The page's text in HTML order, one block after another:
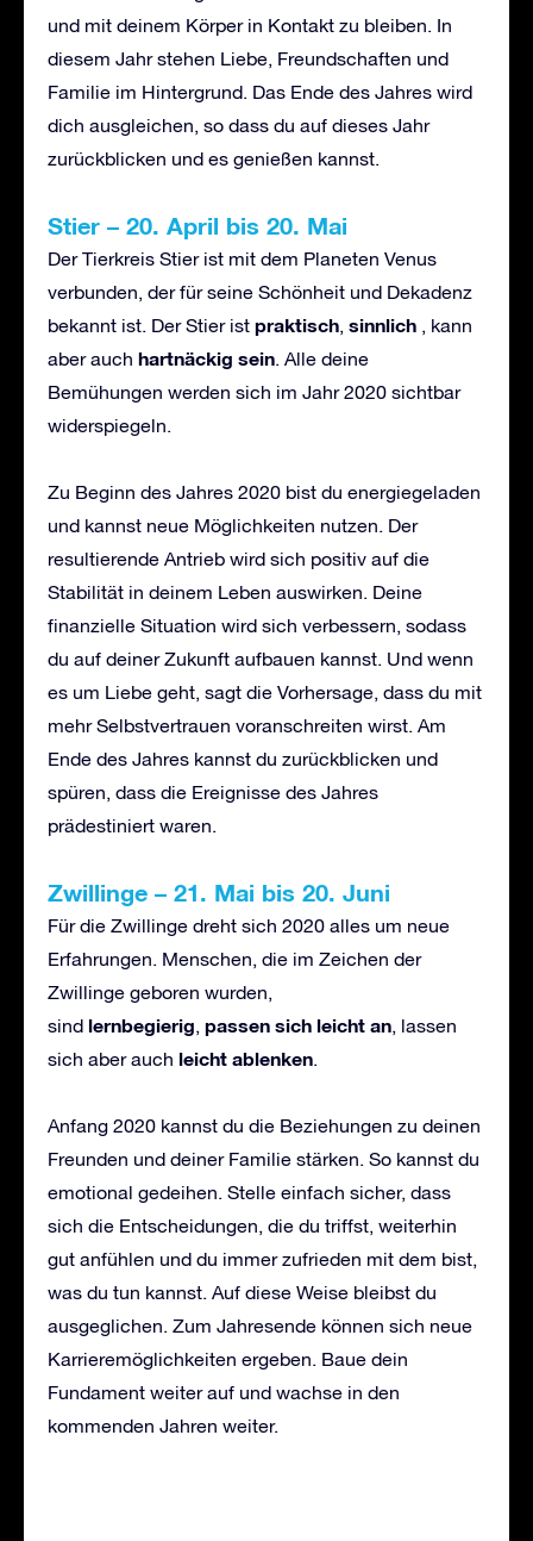
und mit deinem Körper in Kontakt zu bleiben. In
diesem Jahr stehen Liebe, Freundschaften und
Familie im Hintergrund. Das Ende des Jahres wird
dich ausgleichen, so dass du auf dieses Jahr
zurückblicken und es genießen kannst.
Stier – 20. April bis 20. Mai
Der Tierkreis Stier ist mit dem Planeten Venus
verbunden, der für seine Schönheit und Dekadenz
bekannt ist. Der Stier ist praktisch, sinnlich , kann
aber auch hartnäckig sein. Alle deine
Bemühungen werden sich im Jahr 2020 sichtbar
widerspiegeln.
Zu Beginn des Jahres 2020 bist du energiegeladen
und kannst neue Möglichkeiten nutzen. Der
resultierende Antrieb wird sich positiv auf die
Stabilität in deinem Leben auswirken. Deine
finanzielle Situation wird sich verbessern, sodass
du auf deiner Zukunft aufbauen kannst. Und wenn
es um Liebe geht, sagt die Vorhersage, dass du mit
mehr Selbstvertrauen voranschreiten wirst. Am
Ende des Jahres kannst du zurückblicken und
spüren, dass die Ereignisse des Jahres
prädestiniert waren.
Zwillinge – 21. Mai bis 20. Juni
Für die Zwillinge dreht sich 2020 alles um neue
Erfahrungen. Menschen, die im Zeichen der
Zwillinge geboren wurden,
sind lernbegierig, passen sich leicht an, lassen
sich aber auch leicht ablenken.
Anfang 2020 kannst du die Beziehungen zu deinen
Freunden und deiner Familie stärken. So kannst du
emotional gedeihen. Stelle einfach sicher, dass
sich die Entscheidungen, die du triffst, weiterhin
gut anfühlen und du immer zufrieden mit dem bist,
was du tun kannst. Auf diese Weise bleibst du
ausgeglichen. Zum Jahresende können sich neue
Karrieremöglichkeiten ergeben. Baue dein
Fundament weiter auf und wachse in den
kommenden Jahren weiter.